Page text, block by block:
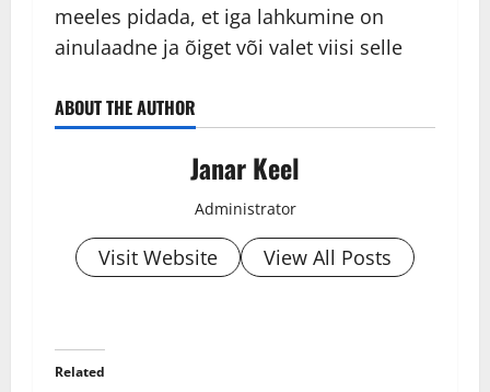
meeles pidada, et iga lahkumine on
ainulaadne ja õiget või valet viisi selle
ABOUT THE AUTHOR
Janar Keel
Administrator
Visit Website View All Posts
Related